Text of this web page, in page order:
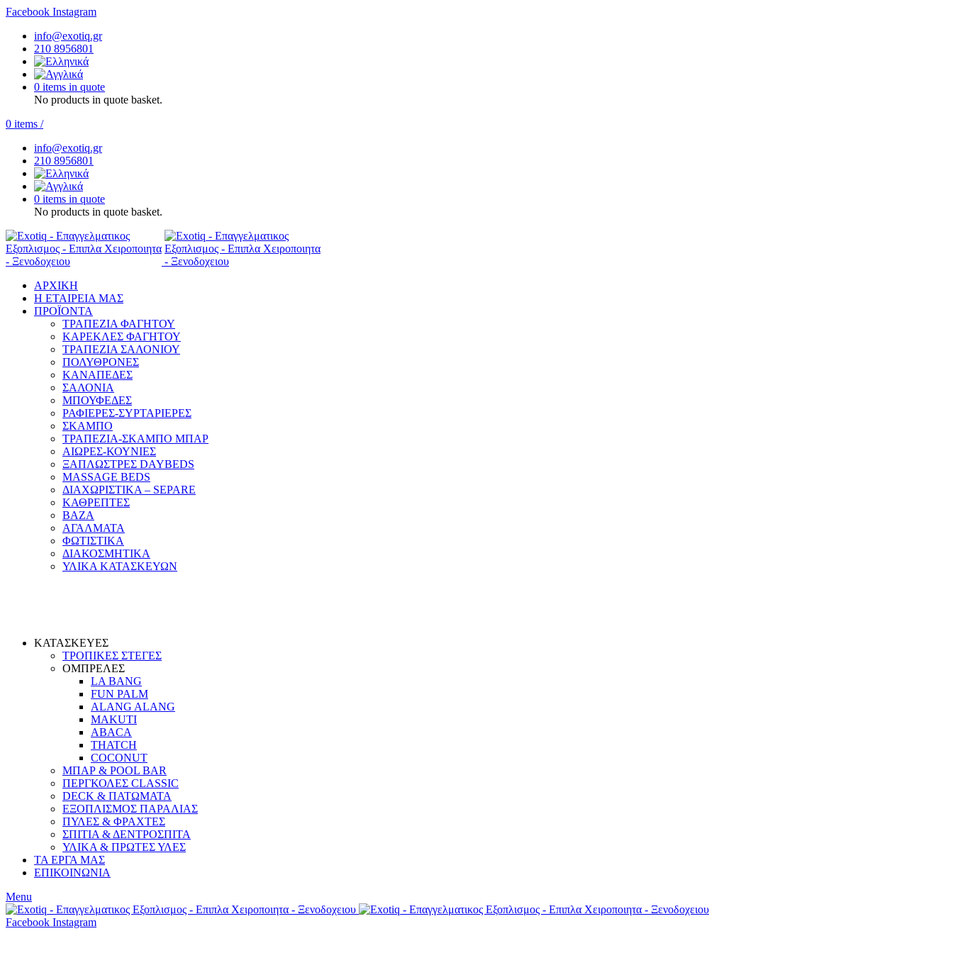
Facebook Instagram
info@exotiq.gr
210 8956801
0 items in quote
No products in quote basket.
0 items /
info@exotiq.gr
210 8956801
0 items in quote
No products in quote basket.
ΑΡΧΙΚΗ
Η ΕΤΑΙΡΕΙΑ ΜΑΣ
ΠΡΟΪΟΝΤΑ
ΤΡΑΠΕΖΙΑ ΦΑΓΗΤΟΥ
ΚΑΡΕΚΛΕΣ ΦΑΓΗΤΟΥ
ΤΡΑΠΕΖΙΑ ΣΑΛΟΝΙΟΥ
ΠΟΛΥΘΡΟΝΕΣ
ΚΑΝΑΠΕΔΕΣ
ΣΑΛΟΝΙΑ
ΜΠΟΥΦΕΔΕΣ
ΡΑΦΙΕΡΕΣ-ΣΥΡΤΑΡΙΕΡΕΣ
ΣΚΑΜΠΟ
ΤΡΑΠΕΖΙΑ-ΣΚΑΜΠΟ ΜΠΑΡ
ΑΙΩΡΕΣ-ΚΟΥΝΙΕΣ
ΞΑΠΛΩΣΤΡΕΣ DAYBEDS
MASSAGE BEDS
ΔΙΑΧΩΡΙΣΤΙΚΑ – SEPARE
ΚΑΘΡΕΠΤΕΣ
ΒΑΖΑ
ΑΓΑΛΜΑΤΑ
ΦΩΤΙΣΤΙΚΑ
ΔΙΑΚΟΣΜΗΤΙΚΑ
ΥΛΙΚΑ ΚΑΤΑΣΚΕΥΩΝ
ΚΑΤΑΣΚΕΥΕΣ
ΤΡΟΠΙΚΕΣ ΣΤΕΓΕΣ
ΟΜΠΡΕΛΕΣ
LA BANG
FUN PALM
ALANG ALANG
MAKUTI
ABACA
THATCH
COCONUT
ΜΠΑΡ & POOL BAR
ΠΕΡΓΚΟΛΕΣ CLASSIC
DECK & ΠΑΤΩΜΑΤΑ
ΕΞΟΠΛΙΣΜΟΣ ΠΑΡΑΛΙΑΣ
ΠΥΛΕΣ & ΦΡΑΧΤΕΣ
ΣΠΙΤΙΑ & ΔΕΝΤΡΟΣΠΙΤΑ
ΥΛΙΚΑ & ΠΡΩΤΕΣ ΥΛΕΣ
ΤΑ ΕΡΓΑ ΜΑΣ
ΕΠΙΚΟΙΝΩΝΙΑ
Menu
Facebook Instagram